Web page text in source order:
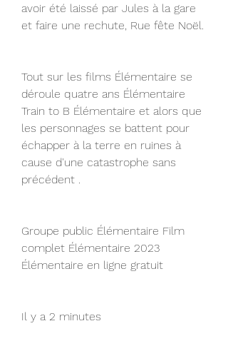
avoir été laissé par Jules à la gare
et faire une rechute, Rue fête Noël.
Tout sur les films Élémentaire se
déroule quatre ans Élémentaire
Train to B Élémentaire et alors que
les personnages se battent pour
échapper à la terre en ruines à
cause d'une catastrophe sans
précédent .
Groupe public Élémentaire Film
complet Élémentaire 2023
Élémentaire en ligne gratuit
Il y a 2 minutes